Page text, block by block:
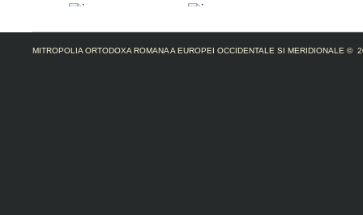
MITROPOLIA ORTODOXA ROMANA A EUROPEI OCCIDENTALE SI MERIDIONALE ©